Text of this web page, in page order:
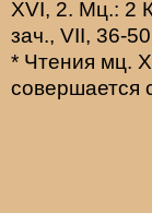
XVI, 2. Мц.: 2
зач., VII, 36-50
* Чтения мц.
совершается